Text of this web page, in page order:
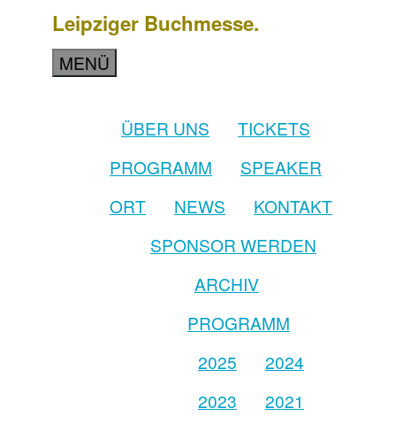
Leipziger Buchmesse.
MENÜ
ÜBER UNS
TICKETS
PROGRAMM
SPEAKER
ORT
NEWS
KONTAKT
SPONSOR WERDEN
ARCHIV
PROGRAMM
2025
2024
2023
2021